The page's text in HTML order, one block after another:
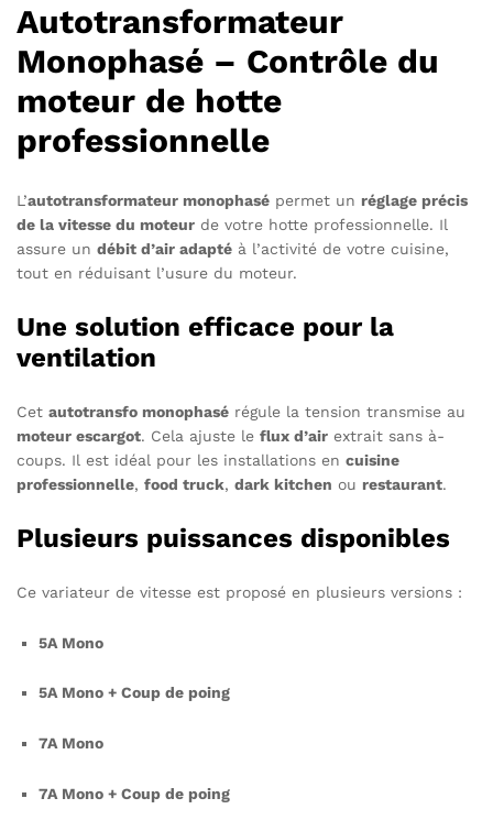
Autotransformateur
Monophasé – Contrôle du
moteur de hotte
professionnelle
L’autotransformateur monophasé permet un réglage précis
de la vitesse du moteur de votre hotte professionnelle. Il
assure un débit d’air adapté à l’activité de votre cuisine,
tout en réduisant l’usure du moteur.
Une solution efficace pour la
ventilation
Cet autotransfo monophasé régule la tension transmise au
moteur escargot. Cela ajuste le flux d’air extrait sans à-
coups. Il est idéal pour les installations en cuisine
professionnelle, food truck, dark kitchen ou restaurant.
Plusieurs puissances disponibles
Ce variateur de vitesse est proposé en plusieurs versions :
5A Mono
5A Mono + Coup de poing
7A Mono
7A Mono + Coup de poing